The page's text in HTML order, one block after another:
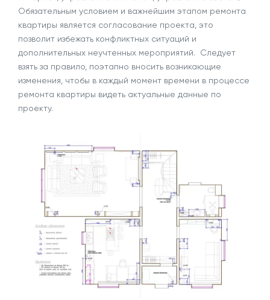
Обязательным условием и важнейшим этапом ремонта
квартиры является согласование проекта, это
позволит избежать конфликтных ситуаций и
дополнительных неучтенных мероприятий. Следует
взять за правило, поэтапно вносить возникающие
изменения, чтобы в каждый момент времени в процессе
ремонта квартиры видеть актуальные данные по
проекту.